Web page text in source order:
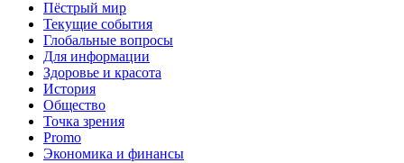
Пёстрый мир
Текущие события
Глобальные вопросы
Для информации
Здоровье и красота
История
Общество
Точка зрения
Promo
Экономика и финансы